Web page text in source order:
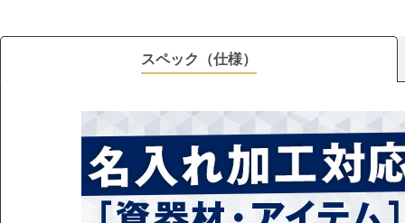
スペック（仕様）